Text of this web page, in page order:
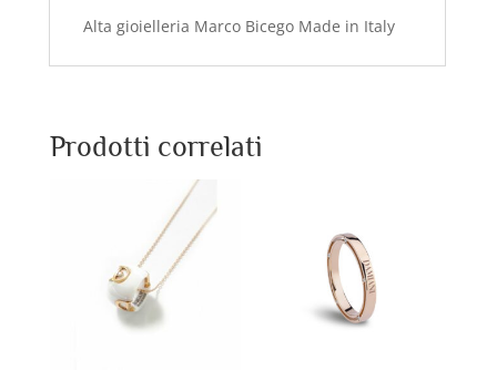
Alta gioielleria Marco Bicego Made in Italy
Prodotti correlati